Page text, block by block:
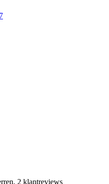
2 klantreviews